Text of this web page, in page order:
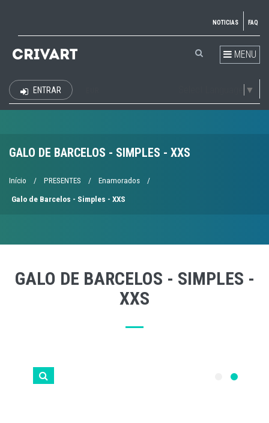
NOTICIAS FAQ
MENU
▼
ENTRAR
GALO DE BARCELOS - SIMPLES - XXS
Início / PRESENTES / Enamorados /
Galo de Barcelos - Simples - XXS
GALO DE BARCELOS - SIMPLES -
XXS